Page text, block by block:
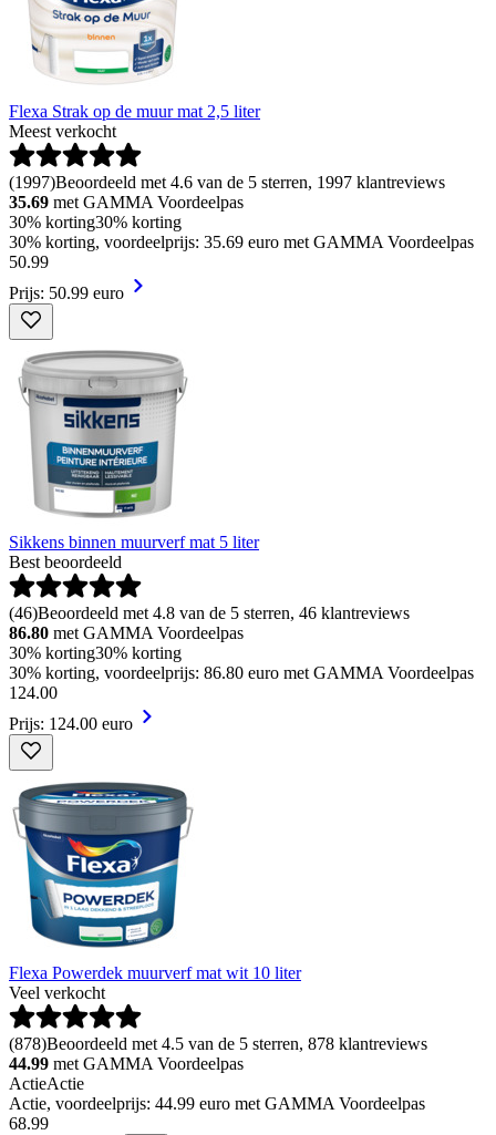
Flexa Strak op de muur mat 2,5 liter
Meest verkocht
(1997)Beoordeeld met 4.6 van de 5 sterren, 1997 klantreviews
35.69 met GAMMA Voordeelpas
30% korting30% korting
30% korting, voordeelprijs: 35.69 euro met GAMMA Voordeelpas
50.99
Prijs: 50.99 euro
Sikkens binnen muurverf mat 5 liter
Best beoordeeld
(46)Beoordeeld met 4.8 van de 5 sterren, 46 klantreviews
86.80 met GAMMA Voordeelpas
30% korting30% korting
30% korting, voordeelprijs: 86.80 euro met GAMMA Voordeelpas
124.00
Prijs: 124.00 euro
Flexa Powerdek muurverf mat wit 10 liter
Veel verkocht
(878)Beoordeeld met 4.5 van de 5 sterren, 878 klantreviews
44.99 met GAMMA Voordeelpas
ActieActie
Actie, voordeelprijs: 44.99 euro met GAMMA Voordeelpas
68.99